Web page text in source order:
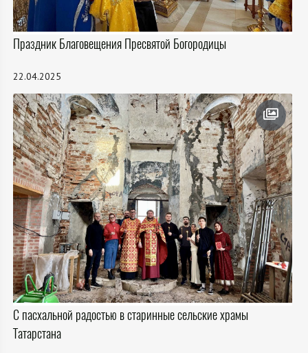
Праздник Благовещения Пресвятой Богородицы
22.04.2025
С пасхальной радостью в старинные сельские храмы
Татарстана